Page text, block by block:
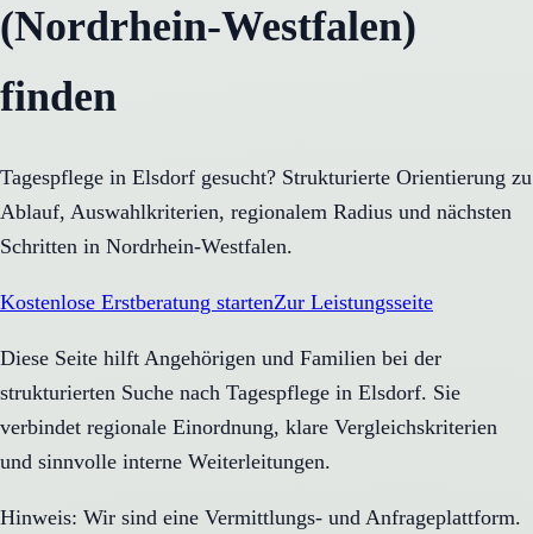
(Nordrhein-Westfalen)
finden
Tagespflege in Elsdorf gesucht? Strukturierte Orientierung zu
Ablauf, Auswahlkriterien, regionalem Radius und nächsten
Schritten in Nordrhein-Westfalen.
Kostenlose Erstberatung startenZur Leistungsseite
Diese Seite hilft Angehörigen und Familien bei der
strukturierten Suche nach Tagespflege in Elsdorf. Sie
verbindet regionale Einordnung, klare Vergleichskriterien
und sinnvolle interne Weiterleitungen.
Hinweis: Wir sind eine Vermittlungs- und Anfrageplattform.